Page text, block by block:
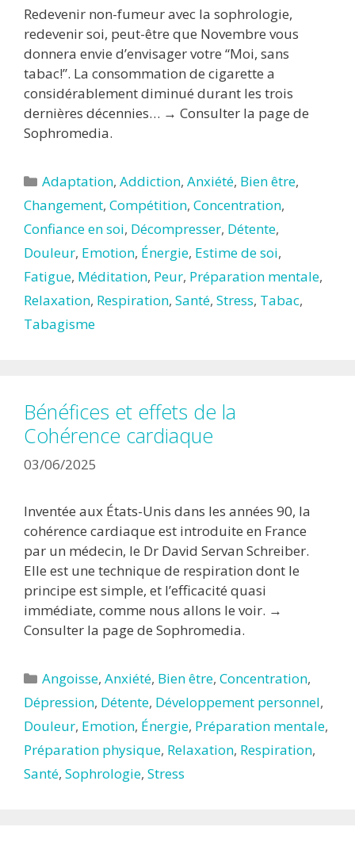
Redevenir non-fumeur avec la sophrologie,
redevenir soi, peut-être que Novembre vous
donnera envie d’envisager votre “Moi, sans
tabac!”. La consommation de cigarette a
considérablement diminué durant les trois
dernières décennies… → Consulter la page de
Sophromedia.
Catégories
Adaptation,Addiction,Anxiété, Bien être,
Changement, Compétition, Concentration,
Confiance en soi, Décompresser, Détente,
Douleur, Emotion, Énergie, Estime de soi,
Fatigue, Méditation, Peur, Préparation mentale,
Relaxation, Respiration, Santé, Stress, Tabac,
Tabagisme
Bénéfices et effets de la
Cohérence cardiaque
03/06/2025
Inventée aux États-Unis dans les années 90, la
cohérence cardiaque est introduite en France
par un médecin, le Dr David Servan Schreiber.
Elle est une technique de respiration dont le
principe est simple, et l’efficacité quasi
immédiate, comme nous allons le voir. →
Consulter la page de Sophromedia.
Catégories
Angoisse,Anxiété, Bien être,Concentration,
Dépression, Détente, Développement personnel,
Douleur, Emotion, Énergie, Préparation mentale,
Préparation physique, Relaxation, Respiration,
Santé, Sophrologie, Stress